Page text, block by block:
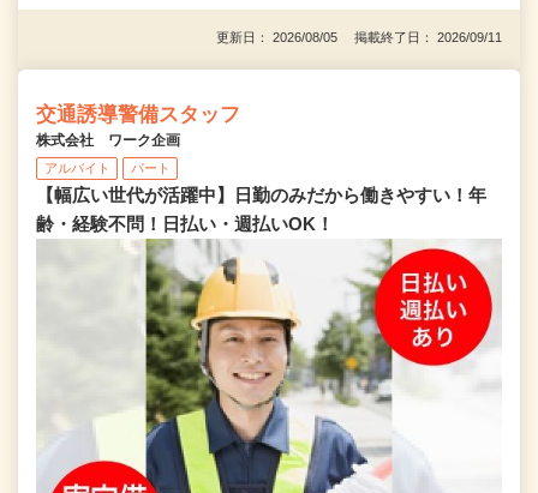
更新日： 2026/08/05 掲載終了日： 2026/09/11
交通誘導警備スタッフ
株式会社 ワーク企画
アルバイト パート
【幅広い世代が活躍中】日勤のみだから働きやすい！年
齢・経験不問！日払い・週払いOK！